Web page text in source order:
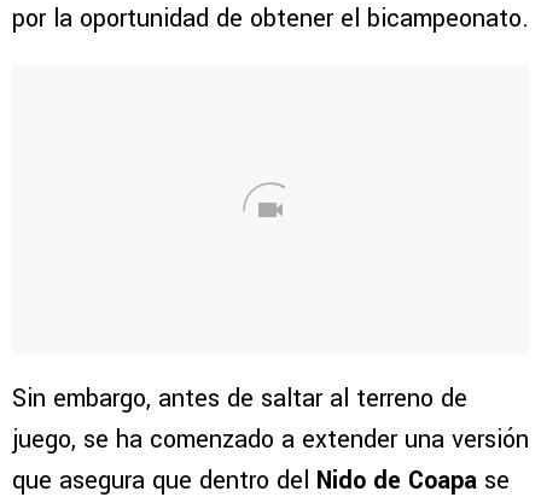
por la oportunidad de obtener el bicampeonato.
Sin embargo, antes de saltar al terreno de
juego, se ha comenzado a extender una versión
que asegura que dentro del Nido de Coapa se